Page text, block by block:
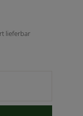
lieferbar